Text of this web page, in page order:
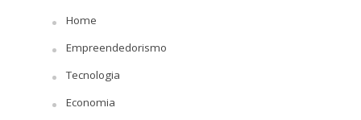
Home
Empreendedorismo
Tecnologia
Economia